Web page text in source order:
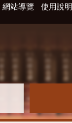
網站導覽 使用說明